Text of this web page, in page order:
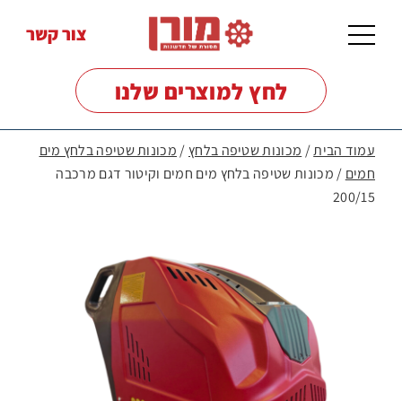
צור קשר
לחץ למוצרים שלנו
מכונות
מכונות
שטיפה
בלחץ
עמוד הבית/ מכונות שטיפה בלחץ / מכונות שטיפה בלחץ מים
חמים / מכונות שטיפה בלחץ מים חמים וקיטור דגם מרכבה
200/15